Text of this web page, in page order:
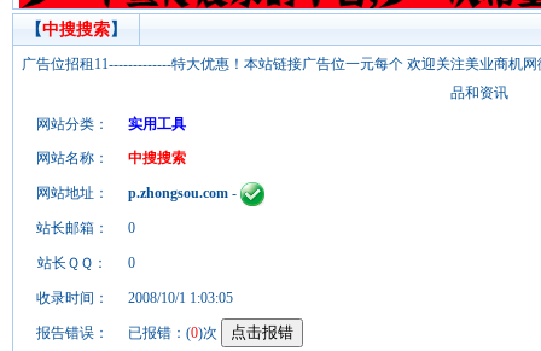
【中搜搜索】
广告位招租11-------------特大优惠！本站链接广告位一元每个 欢迎关注美业商机
品和资讯
网站分类：
实用工具
网站名称：
中搜搜索
网站地址： p.zhongsou.com -
站长邮箱： 0
站长ＱＱ： 0
收录时间： 2008/10/1 1:03:05
报告错误： 已报错：(0)次